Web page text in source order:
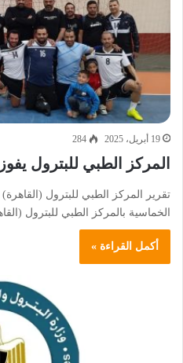
19 أبريل، 2025 284
المركز الطبي للبترول
تقرير المركز الطبي للبترول
الخماسية بالمركز الطبي للبترول
أكمل القراءة »